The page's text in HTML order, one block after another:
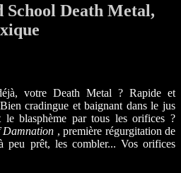
School Death Metal,
votre Death Metal ? Rapide et
cradingue et baignant dans le jus
le blasphème par tous les orifices ?
Damnation , première régurgitation de
peu prêt, les combler... Vos orifices